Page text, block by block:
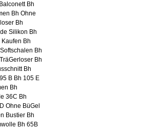
Bh
Bh Ohne
Bh
Silikon Bh
Kaufen Bh
Bh
Bh
Bh
B Bh 105 E
Bh
36C Bh
Ohne BüGel
Bustier Bh
Bh 65B